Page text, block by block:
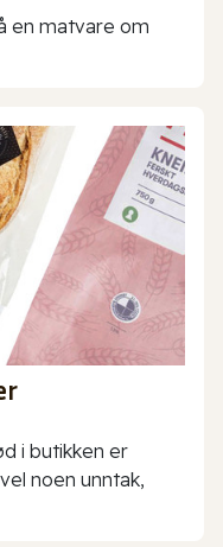
en matvare om
i butikken er
noen unntak,